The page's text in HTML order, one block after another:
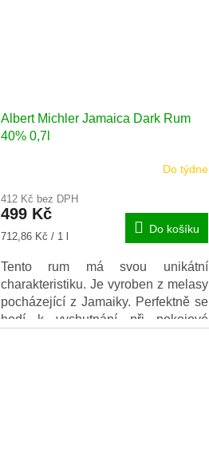
Albert Michler Jamaica Dark Rum
40% 0,7l
Do týdne
412 Kč bez DPH
499 Kč
Měrná
712,86 Kč / 1 l
Do košíku
Tento rum má svou unikátní
charakteristiku. Je vyroben z melasy
pocházející z Jamaiky. Perfektně se
hodí k vychutnání při pokojové